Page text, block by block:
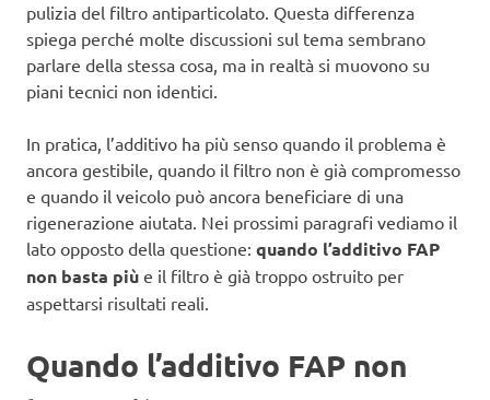
pulizia del filtro antiparticolato. Questa differenza
spiega perché molte discussioni sul tema sembrano
parlare della stessa cosa, ma in realtà si muovono su
piani tecnici non identici.
In pratica, l’additivo ha più senso quando il problema è
ancora gestibile, quando il filtro non è già compromesso
e quando il veicolo può ancora beneficiare di una
rigenerazione aiutata. Nei prossimi paragrafi vediamo il
lato opposto della questione: quando l’additivo FAP
non basta più e il filtro è già troppo ostruito per
aspettarsi risultati reali.
Quando l’additivo FAP non